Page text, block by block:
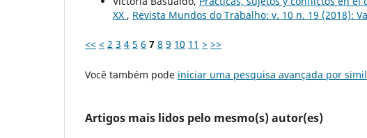
XX , Revista Mundos do Trabalho: v. 10 n. 19 (2018):
<< < 2 3 4 5 6 7 8 9 10 11 > >>
Você também pode iniciar uma pesquisa avançada por
Artigos mais lidos pelo mesmo(s) autor(es)